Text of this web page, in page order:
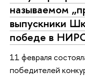
называемом
выпускники
победе в
11 февраля
победителей